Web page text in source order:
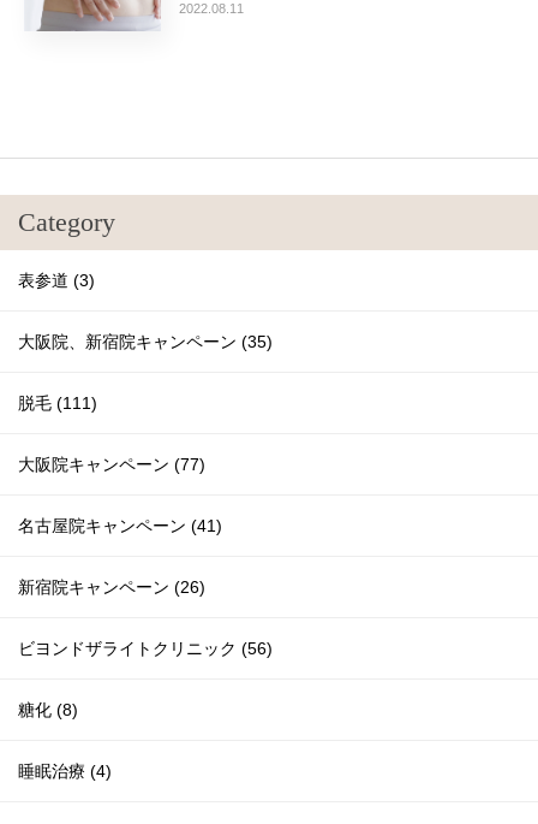
2022.08.11
Category
表参道 (3)
大阪院、新宿院キャンペーン (35)
脱毛 (111)
大阪院キャンペーン (77)
名古屋院キャンペーン (41)
新宿院キャンペーン (26)
ビヨンドザライトクリニック (56)
糖化 (8)
睡眠治療 (4)